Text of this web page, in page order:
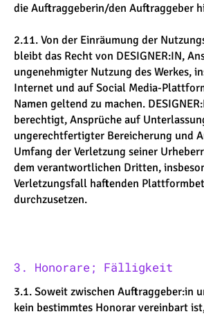
die Auftraggeberin/den Auftraggeber
2.11. Von der Einräumung der
bleibt das Recht von DESIGNER:IN,
ungenehmigter Nutzung des Werkes,
Internet und auf Social Media-
Namen geltend zu machen.
berechtigt, Ansprüche auf
ungerechtfertigter Bereicherung und
Umfang der Verletzung seiner
dem verantwortlichen Dritten,
Verletzungsfall haftenden
durchzusetzen.
3. Honorare; Fälligkeit
3.1. Soweit zwischen Auftraggeber:in
kein bestimmtes Honorar vereinbart